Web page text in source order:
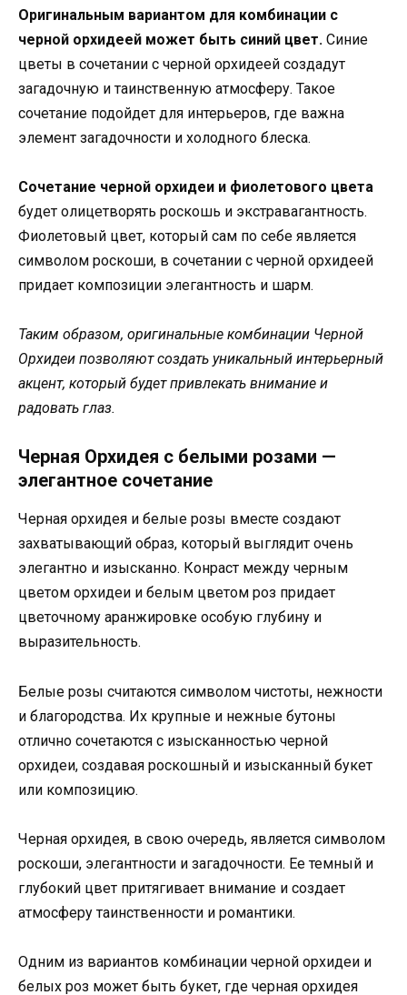
Оригинальным вариантом для комбинации с
черной орхидеей может быть синий цвет. Синие
цветы в сочетании с черной орхидеей создадут
загадочную и таинственную атмосферу. Такое
сочетание подойдет для интерьеров, где важна
элемент загадочности и холодного блеска.
Сочетание черной орхидеи и фиолетового цвета
будет олицетворять роскошь и экстравагантность.
Фиолетовый цвет, который сам по себе является
символом роскоши, в сочетании с черной орхидеей
придает композиции элегантность и шарм.
Таким образом, оригинальные комбинации Черной
Орхидеи позволяют создать уникальный интерьерный
акцент, который будет привлекать внимание и
радовать глаз.
Черная Орхидея с белыми розами —
элегантное сочетание
Черная орхидея и белые розы вместе создают
захватывающий образ, который выглядит очень
элегантно и изысканно. Конраст между черным
цветом орхидеи и белым цветом роз придает
цветочному аранжировке особую глубину и
выразительность.
Белые розы считаются символом чистоты, нежности
и благородства. Их крупные и нежные бутоны
отлично сочетаются с изысканностью черной
орхидеи, создавая роскошный и изысканный букет
или композицию.
Черная орхидея, в свою очередь, является символом
роскоши, элегантности и загадочности. Ее темный и
глубокий цвет притягивает внимание и создает
атмосферу таинственности и романтики.
Одним из вариантов комбинации черной орхидеи и
белых роз может быть букет, где черная орхидея